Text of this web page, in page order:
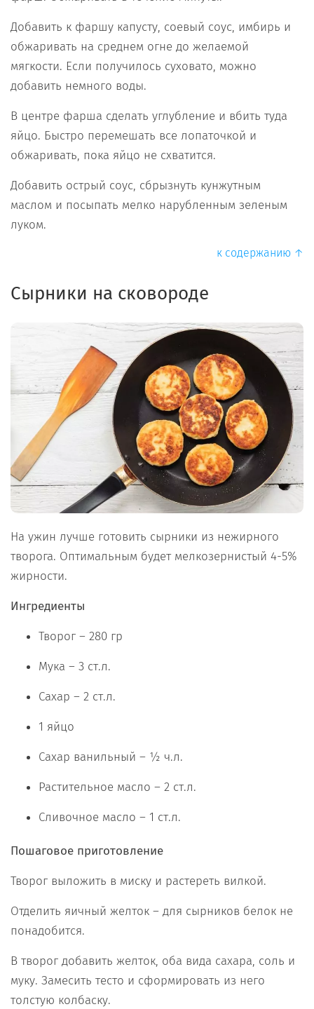
Добавить к фаршу капусту, соевый соус, имбирь и
обжаривать на среднем огне до желаемой
мягкости. Если получилось суховато, можно
добавить немного воды.
В центре фарша сделать углубление и вбить туда
яйцо. Быстро перемешать все лопаточкой и
обжаривать, пока яйцо не схватится.
Добавить острый соус, сбрызнуть кунжутным
маслом и посыпать мелко нарубленным зеленым
луком.
к содержанию ↑
Сырники на сковороде
На ужин лучше готовить сырники из нежирного
творога. Оптимальным будет мелкозернистый 4-5%
жирности.
Ингредиенты
Творог – 280 гр
Мука – 3 ст.л.
Сахар – 2 ст.л.
1 яйцо
Сахар ванильный – ½ ч.л.
Растительное масло – 2 ст.л.
Сливочное масло – 1 ст.л.
Пошаговое приготовление
Творог выложить в миску и растереть вилкой.
Отделить яичный желток – для сырников белок не
понадобится.
В творог добавить желток, оба вида сахара, соль и
муку. Замесить тесто и сформировать из него
толстую колбаску.